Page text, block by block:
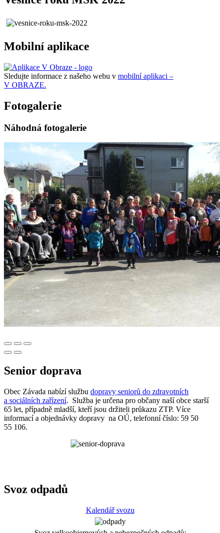
Mobilní aplikace
Sledujte informace z našeho webu v mobilní aplikaci –
V OBRAZE.
Fotogalerie
Náhodná fotogalerie
Senior doprava
Obec Závada nabízí službu dopravy seniorů do zdravotních
a sociálních zařízení. Služba je určena pro občany naší obce starší
65 let, případně mladší, kteří jsou držiteli průkazu ZTP. Více
informací a objednávky dopravy na OÚ, telefonní číslo: 59 50
55 106.
Svoz odpadů
Kalendář svozu